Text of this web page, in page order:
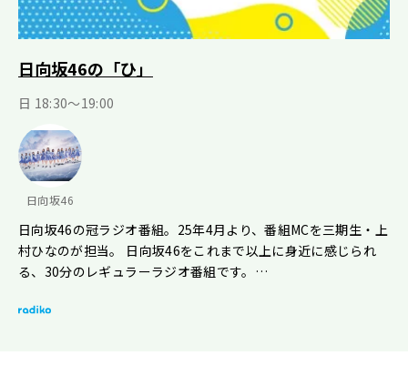
日向坂46の「ひ」
日 18:30～19:00
日向坂46
日向坂46の冠ラジオ番組。25年4月より、番組MCを三期生・上
村ひなのが担当。 日向坂46をこれまで以上に身近に感じられ
る、30分のレギュラーラジオ番組です。…